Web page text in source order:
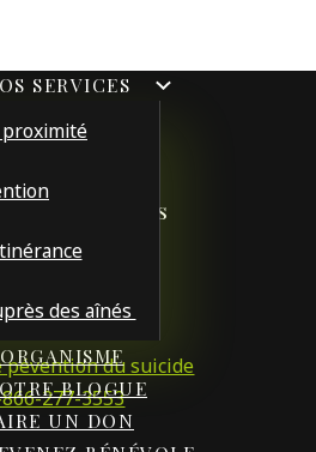
SERVICES
proximité
des aînés
BLOGUE
UN DON
liens utiles
Abus Aînés
888-489-2287
pévention du suicide
277-3553